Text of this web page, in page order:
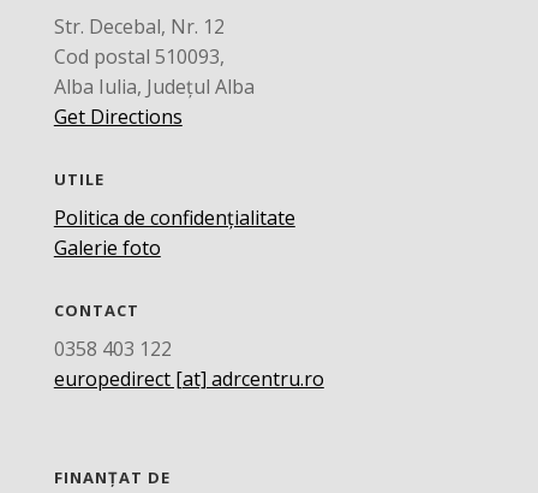
Str. Decebal, Nr. 12
Cod postal 510093,
Alba Iulia, Județul Alba
Get Directions
UTILE
Politica de confidențialitate
Galerie foto
CONTACT
0358 403 122
europedirect [at] adrcentru.ro
FINANȚAT DE